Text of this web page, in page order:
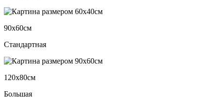
90х60см
Стандартная
120х80см
Большая